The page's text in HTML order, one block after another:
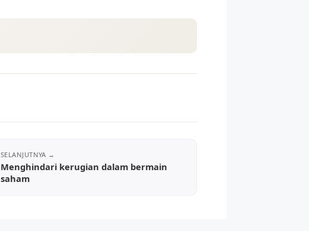
Menghindari kerugian dalam bermain
saham